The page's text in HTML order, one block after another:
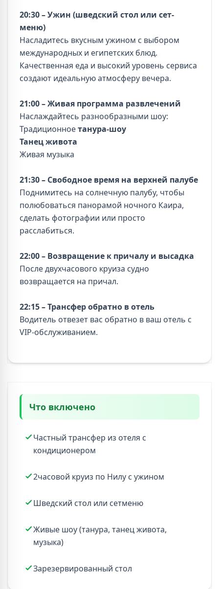
20:30 – Ужин (шведский стол или сет-
меню)
Насладитесь вкусным ужином с выбором
международных и египетских блюд.
Качественная еда и высокий уровень сервиса
создают идеальную атмосферу вечера.
21:00 – Живая программа развлечений
Наслаждайтесь разнообразными шоу:
Традиционноетанура-шоу
Танец живота
Живая музыка
21:30 – Свободное время на верхней палубе
Поднимитесь на солнечную палубу, чтобы
полюбоваться панорамой ночного Каира,
сделать фотографии или просто
расслабиться.
22:00 – Возвращение к причалу и высадка
После двухчасового круиза судно
возвращается на причал.
22:15 – Трансфер обратно в отель
Водитель отвезет вас обратно в ваш отель с
VIP-обслуживанием.
Что включено
Частный трансфер из отеля с
кондиционером
2часовой круиз по Нилу с ужином
Шведский стол или сетменю
Живые шоу (танура, танец живота,
музыка)
Зарезервированный стол